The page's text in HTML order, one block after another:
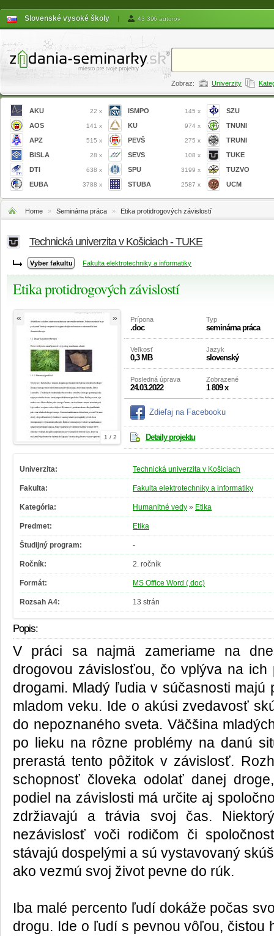
Slovenské vysoké školy | 43 396 autorov
Zobraz: Univerzity
AKU 22 x
AOS 141 x
APZ 515 x
BISLA 28 x
DTI 638 x
EUBA 3788 x
ISMPO 145 x
KU 974 x
PEVŠ 275 x
SEVS 108 x
SPU 3199 x
STUBA 2587 x
SZU
TNUNI
TRUNI
TUKE
TUZVO
UCM
Home » Seminárna práca » Etika protidrogových závislostí
Technická univerzita v Košiciach - TUKE
Fakulta elektrotechniky a informatiky
Etika protidrogových závislostí
1 / 2
« » Prípona
.doc
Typ
seminárna práca
Veľkosť
0,3 MB
Jazyk
slovenský
Posledná úprava
24.03.2022
Zobrazené
1 809 x
Zdieľaj na Facebooku
Detaily projektu
Univerzita: Technická univerzita v Košiciach
Fakulta: Fakulta elektrotechniky a informatiky
Kategória: Humanitné vedy » Etika
Predmet: Etika
Študijný program: -
Ročník: 2. ročník
Formát: MS Office Word (.doc)
Rozsah A4: 13 strán
Popis:
V práci sa najmä zameriame na
drogovou závislosťou, čo vplýva na
drogami. Mladý ľudia v súčasnosti
mladom veku. Ide o akúsi zvedavosť
do nepoznaného sveta. Väčšina
po lieku na rôzne problémy na danú
prerastá tento pôžitok v závislosť.
schopnosť človeka odolať danej
podiel na závislosti má určite aj
zdržiavajú a trávia svoj čas.
nezávislosť voči rodičom či
stávajú dospelými a sú vystavovaný
ako vezmú svoj život pevne do rúk.
Iba malé percento ľudí dokáže počas
drogu. Ide o ľudí s pevnou vôľou, čistou